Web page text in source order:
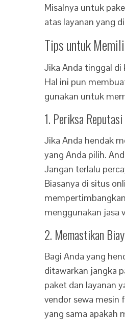
Misalnya untuk
atas layanan yang
Tips untuk
Jika Anda tinggal di
Hal ini pun
gunakan untuk
1. Periksa
Jika Anda hendak
yang Anda pilih.
Jangan terlalu
Biasanya di situs
menggunakan jasa
2. Memastikan
Bagi Anda yang
ditawarkan jangka
paket dan layanan
vendor sewa mesin
yang sama apakah